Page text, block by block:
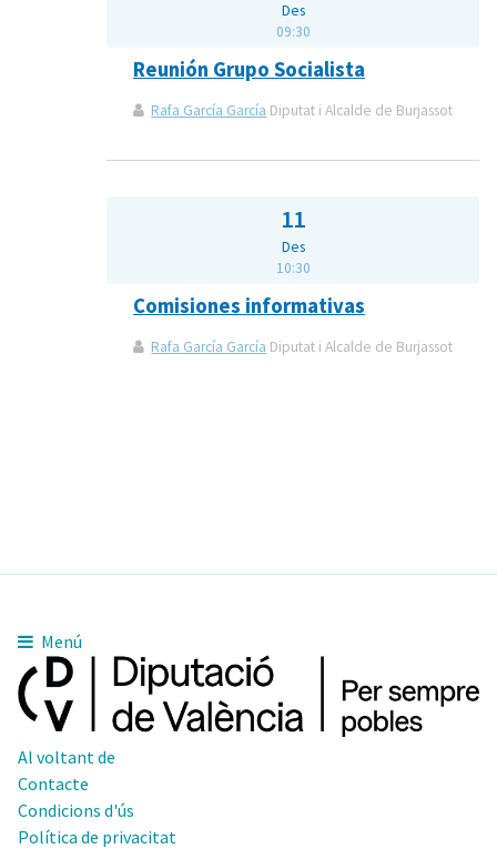
Des
09:30
Reunión Grupo Socialista
Rafa García García Diputat i Alcalde de Burjassot
11
Des
10:30
Comisiones informativas
Rafa García García Diputat i Alcalde de Burjassot
Menú
Al voltant de
Contacte
Condicions d'ús
Política de privacitat